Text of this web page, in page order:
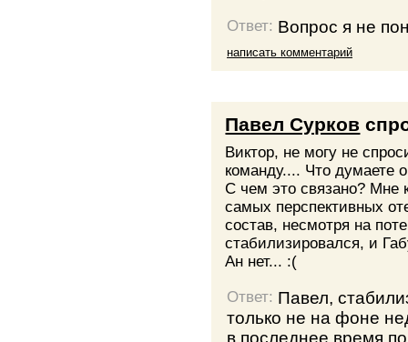
Ответ: Вопрос я не
написать комментарий
Павел Сурков
Виктор, не могу не
команду.... Что думаете
С чем это связано? Мне
самых перспективных
состав, несмотря на
стабилизировался, и
Ан нет... :(
Ответ: Павел,
только не на фоне
в последнее время